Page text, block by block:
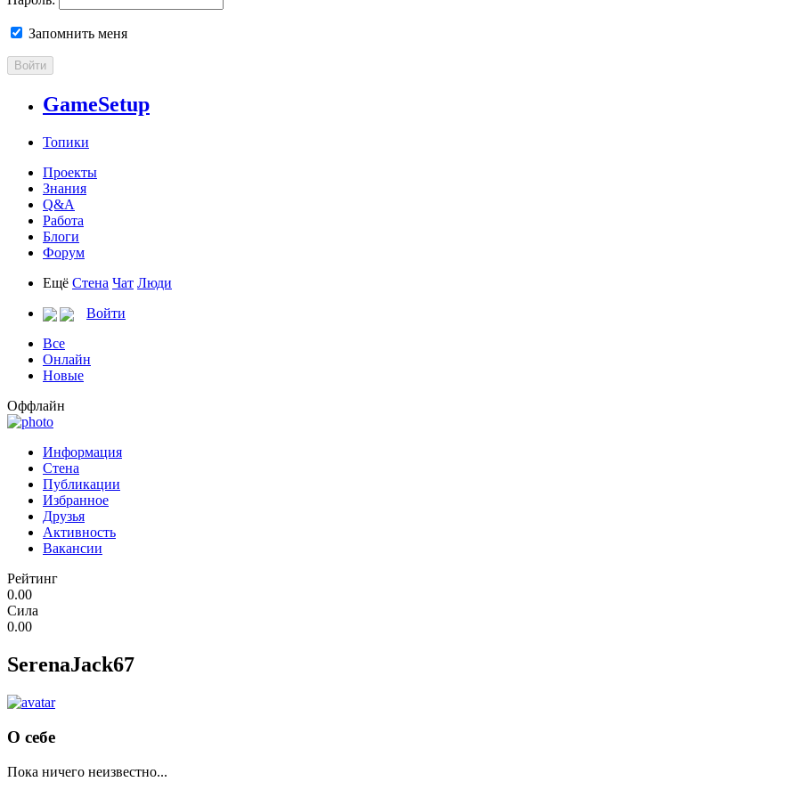
Запомнить меня
Войти
GameSetup
Топики
Проекты
Знания
Q&A
Работа
Блоги
Форум
Ещё Стена Чат Люди
Войти
Все
Онлайн
Новые
Оффлайн
Информация
Стена
Публикации
Избранное
Друзья
Активность
Вакансии
Рейтинг
0.00
Сила
0.00
SerenaJack67
О себе
Пока ничего неизвестно...